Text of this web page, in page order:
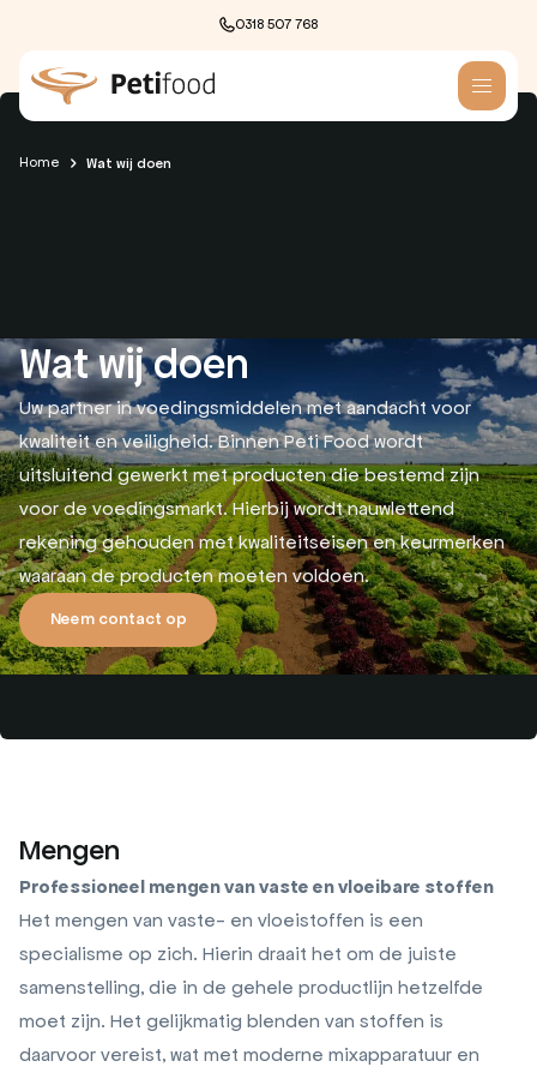
Skip to content
0318 507 768
Home Wat wij doen
Wat wij doen
Uw partner in voedingsmiddelen met aandacht voor
kwaliteit en veiligheid. Binnen Peti Food wordt
uitsluitend gewerkt met producten die bestemd zijn
voor de voedingsmarkt. Hierbij wordt nauwlettend
rekening gehouden met kwaliteitseisen en keurmerken
waaraan de producten moeten voldoen.
Neem contact op
Neem contact op
Mengen
Professioneel mengen van vaste en vloeibare stoffen
Het mengen van vaste- en vloeistoffen is een
specialisme op zich. Hierin draait het om de juiste
samenstelling, die in de gehele productlijn hetzelfde
moet zijn. Het gelijkmatig blenden van stoffen is
daarvoor vereist, wat met moderne mixapparatuur en